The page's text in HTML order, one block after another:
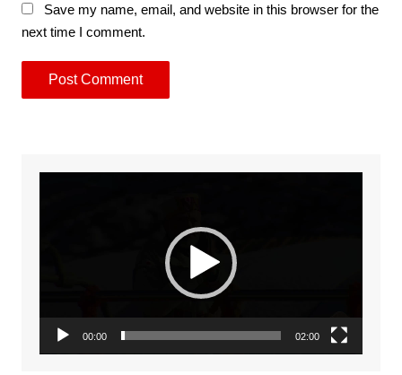
Save my name, email, and website in this browser for the
next time I comment.
00:00 02:00